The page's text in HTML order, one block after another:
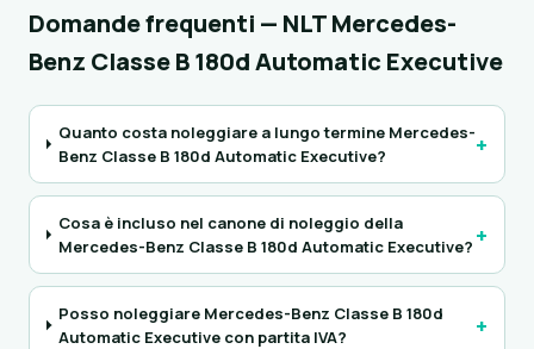
Domande frequenti — NLT Mercedes-
Benz Classe B 180d Automatic Executive
Quanto costa noleggiare a lungo termine Mercedes-
Benz Classe B 180d Automatic Executive?
+
Cosa è incluso nel canone di noleggio della
Mercedes-Benz Classe B 180d Automatic Executive? +
Posso noleggiare Mercedes-Benz Classe B 180d
Automatic Executive con partita IVA?
+